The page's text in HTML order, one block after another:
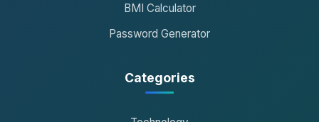
BMI Calculator
Password Generator
Categories